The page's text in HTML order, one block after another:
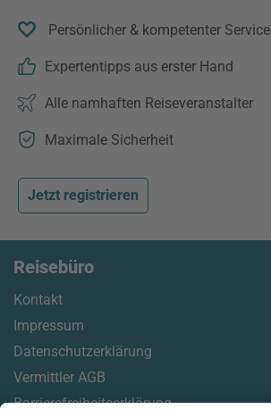
Persönlicher & kompetenter Service
Expertentipps aus erster Hand
Alle namhaften Reiseveranstalter
Maximale Sicherheit
Jetzt registrieren
Reisebüro
Kontakt
Impressum
Datenschutzerklärung
Vermittler AGB
Barrierefreiheitserklärung